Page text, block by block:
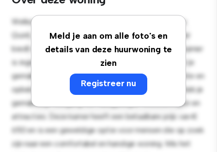
Meld je aan om alle foto's en
details van deze huurwoning te
zien
Registreer nu
Welkom bij je nieuwe toevluchtsoord in Rue Charles
Quint, 55, 1000, Bruxelles! Deze comfortabele kamer
biedt een rustige en persoonlijke leefruimte. Deze kamer
is ingericht met de essentiële benodigdheden voor je
gemak en biedt een comfortabel bed, een werkruimte en
opbergmogelijkheden. Dankzij de gunstige ligging heb je
gemakkelijk toegang tot nabijgelegen voorzieningen en
attracties. Deze kamer heeft een betaalbare prijs van €
650 en is een geweldige optie voor mensen die op zoek
zijn naar een comfortabel en handige woning. Mis het